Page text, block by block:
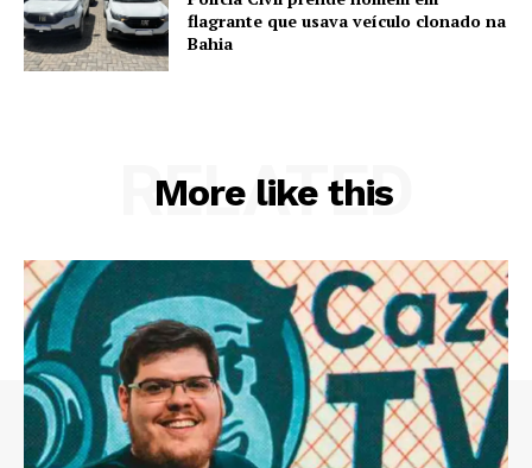
flagrante que usava veículo clonado na
Bahia
More like this
RELATED